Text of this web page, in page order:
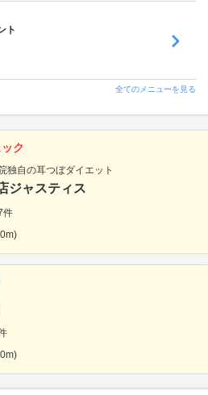
ト
全てのメニューを見る
ク
自の耳つぼダイエット
ジャスティス
件